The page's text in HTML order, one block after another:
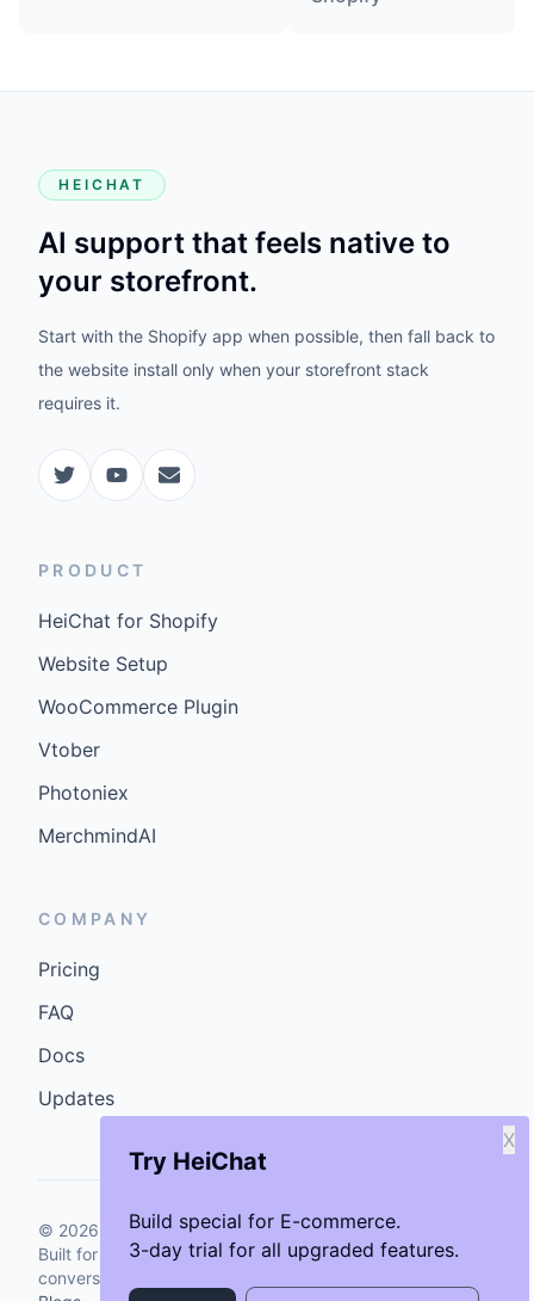
Try HeiChat
Build special for E-commerce.
3-day trial for all upgraded features.
X
HEICHAT
AI support that feels native to
your storefront.
Start with the Shopify app when possible, then fall back to
the website install only when your storefront stack
requires it.
PRODUCT
HeiChat for Shopify
Website Setup
WooCommerce Plugin
Vtober
Photoniex
MerchmindAI
COMPANY
Pricing
FAQ
Docs
Updates
© 2026 GenCybers Inc. All rights reserved.
Built for storefronts that want faster answers and cleaner
conversions.